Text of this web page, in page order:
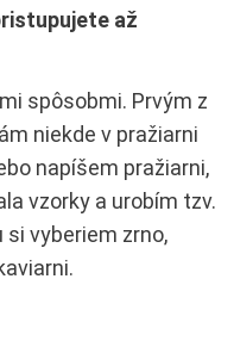
až
spôsobmi. Prvým z
niekde v pražiarni
napíšem pražiarni,
vzorky a urobím tzv.
si vyberiem zrno,